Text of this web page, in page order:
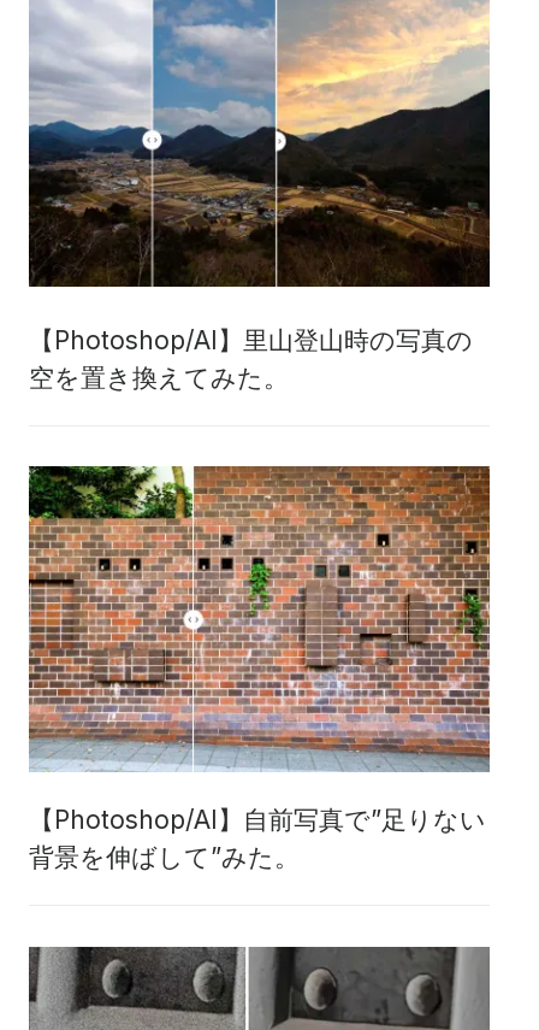
【Photoshop/AI】里山登山時の写真の
空を置き換えてみた。
【Photoshop/AI】自前写真で”足りない
背景を伸ばして”みた。